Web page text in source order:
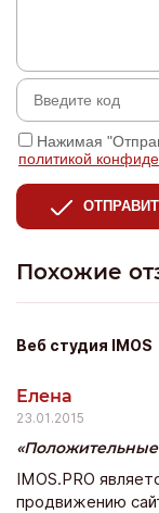
Нажимая
политикой
Похожие
Веб студия IMOS
Елена
23.01.2015
IMOS.PRO
продвижению